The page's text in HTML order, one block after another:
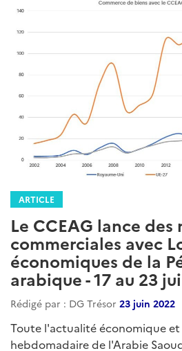
ARTICLE
Le CCEAG lance
commerciales avec
économiques de la
arabique - 17 au 23
Rédigé par : DG Trésor 23 juin 2022
Toute l'actualité économique
hebdomadaire de l'Arabie